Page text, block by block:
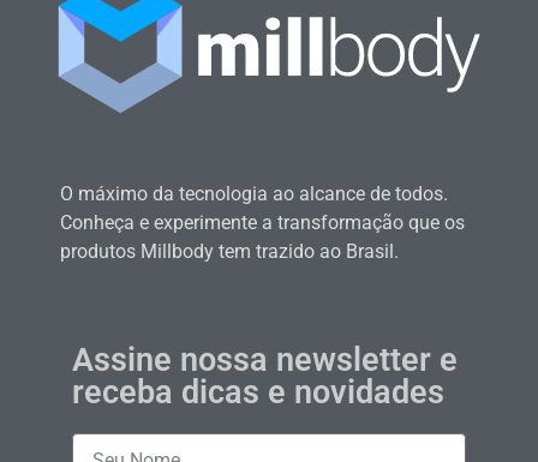
O máximo da tecnologia ao alcance de todos.
Conheça e experimente a transformação que os
produtos Millbody tem trazido ao Brasil.
Assine nossa newsletter e
receba dicas e novidades